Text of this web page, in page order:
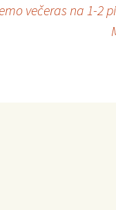
večeras na 1-2